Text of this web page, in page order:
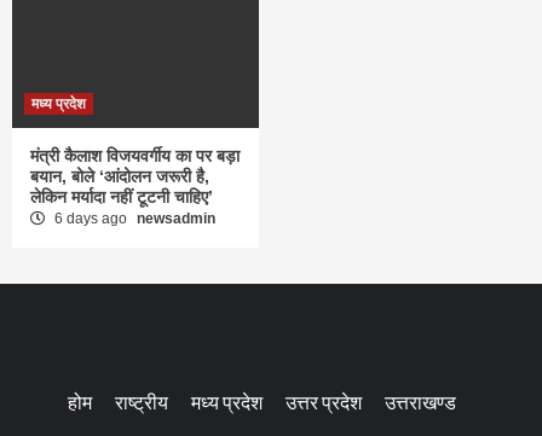
मध्य प्रदेश
मंत्री कैलाश विजयवर्गीय का पर बड़ा
बयान, बोले ‘आंदोलन जरूरी है,
लेकिन मर्यादा नहीं टूटनी चाहिए’
6 days ago newsadmin
होम राष्ट्रीय मध्य प्रदेश उत्तर प्रदेश उत्तराखण्ड